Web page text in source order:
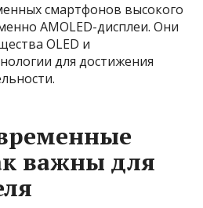
смартфонов высокого
AMOLED-дисплеи. Они
OLED и
для достижения
важны для